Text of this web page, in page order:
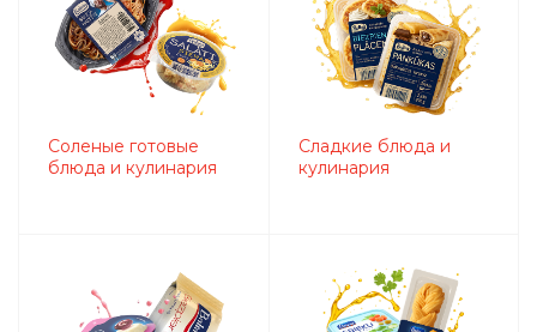
Соленые готовые
блюда и кулинария
Сладкие блюда и
кулинария